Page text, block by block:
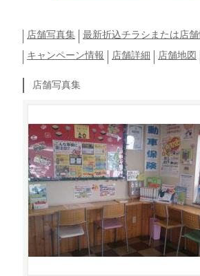
店舗写真集 最新折込チラシまたは店
キャンペーン情報
店舗詳細 店舗地図
店舗写真集